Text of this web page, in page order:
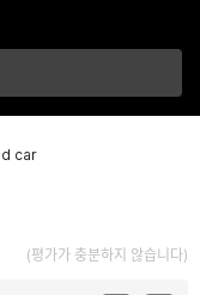
car
(평가가 충분하지 않습니다)